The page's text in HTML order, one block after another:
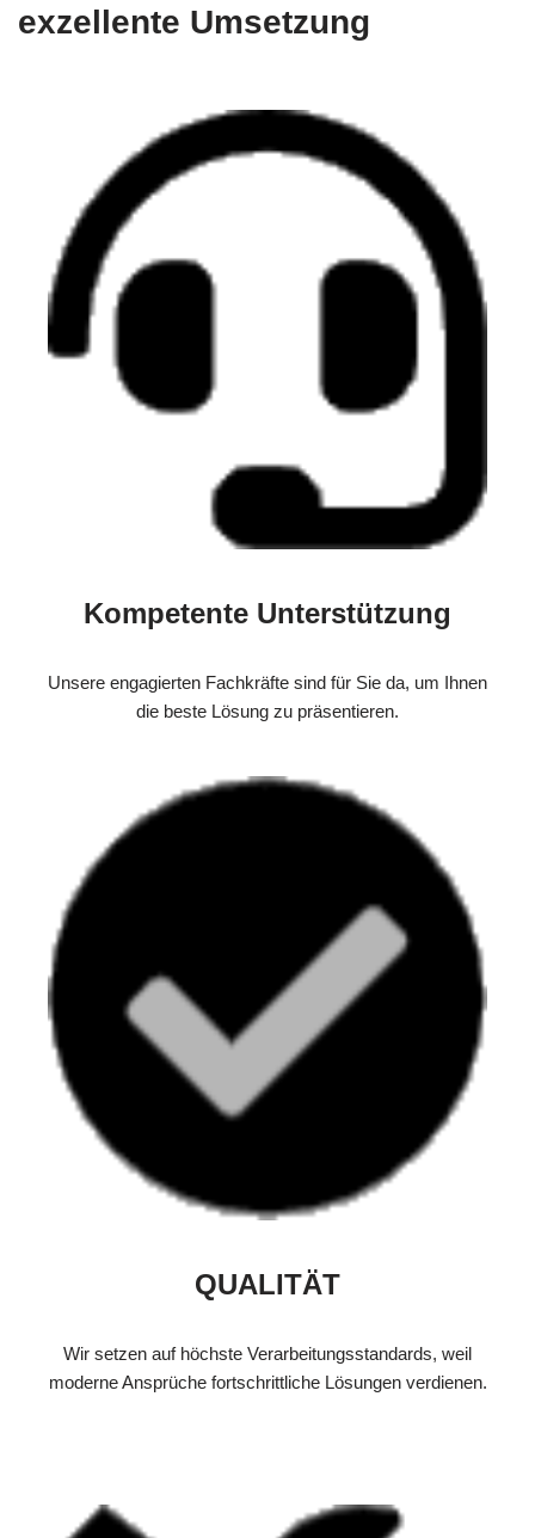
exzellente Umsetzung
Kompetente Unterstützung
Unsere engagierten Fachkräfte sind für Sie da, um Ihnen
die beste Lösung zu präsentieren.
QUALITÄT
Wir setzen auf höchste Verarbeitungsstandards, weil
moderne Ansprüche fortschrittliche Lösungen verdienen.